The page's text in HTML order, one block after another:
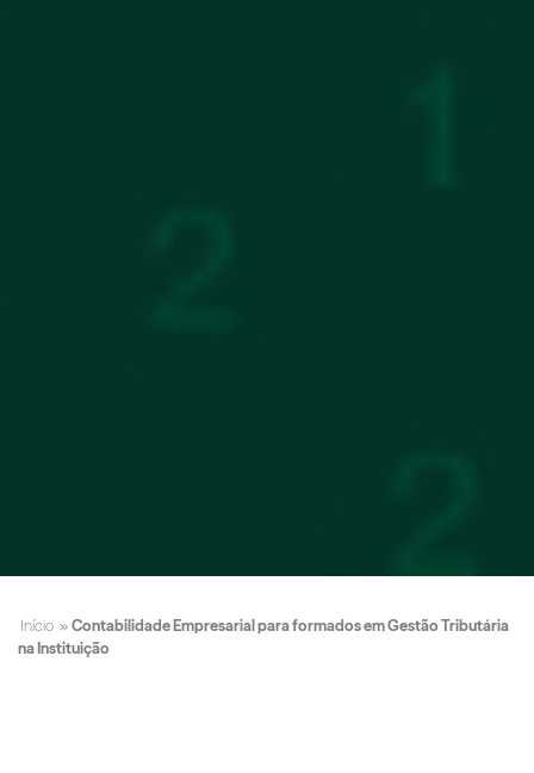
Início » Contabilidade Empresarial para formados em Gestão Tributária
na Instituição